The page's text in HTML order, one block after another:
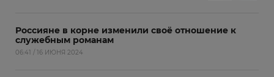
Россияне в корне изменили своё отношение к
служебным романам
06:41 / 16 ИЮНЯ 2024